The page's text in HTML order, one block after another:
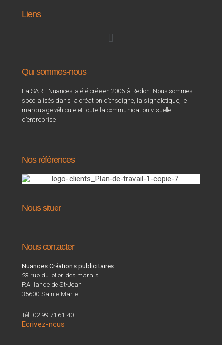
Liens
Qui sommes-nous
La SARL Nuances a été crée en 2006 à Redon. Nous sommes
spécialisés dans la création d’enseigne, la signalétique, le
marquage véhicule et toute la communication visuelle
d’entreprise.
Nos références
Nous situer
Nous contacter
Nuances Créations publicitaires
23 rue du lotier des marais
P.A. lande de St-Jean
35600 Sainte-Marie
Tél. 02 99 71 61 40
Ecrivez-nous